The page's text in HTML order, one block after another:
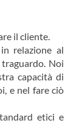
il cliente.
relazione al
Noi
capacità di
e nel fare ciò
etici e